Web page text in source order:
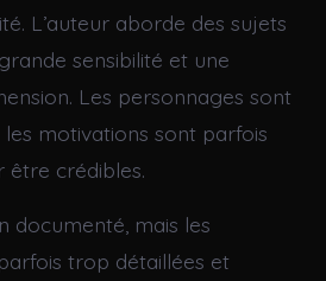
L’auteur aborde des sujets
sensibilité et une
Les personnages sont
les motivations sont parfois
crédibles.
documenté, mais les
trop détaillées et